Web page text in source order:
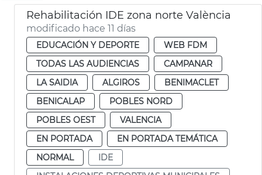
Rehabilitación IDE zona norte València
modificado hace 11 días
EDUCACIÓN Y DEPORTE
WEB FDM
TODAS LAS AUDIENCIAS
CAMPANAR
LA SAIDIA
ALGIROS
BENIMACLET
BENICALAP
POBLES NORD
POBLES OEST
VALENCIA
EN PORTADA
EN PORTADA TEMÁTICA
NORMAL
IDE